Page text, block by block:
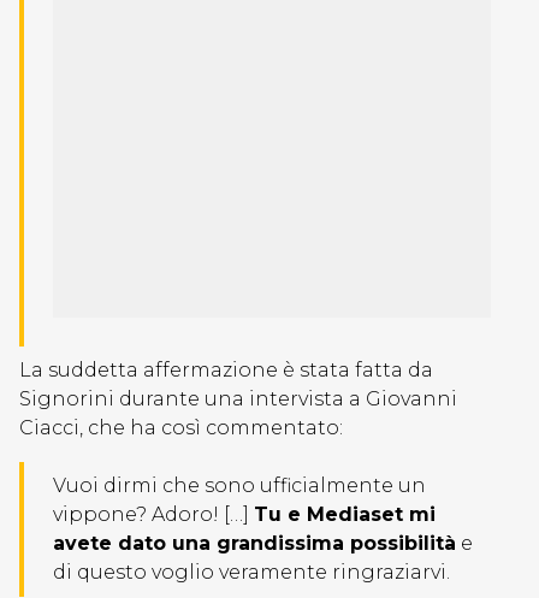
La suddetta affermazione è stata fatta da
Signorini durante una intervista a Giovanni
Ciacci, che ha così commentato:
Vuoi dirmi che sono ufficialmente un
vippone? Adoro! […] Tu e Mediaset mi
avete dato una grandissima possibilità e
di questo voglio veramente ringraziarvi.